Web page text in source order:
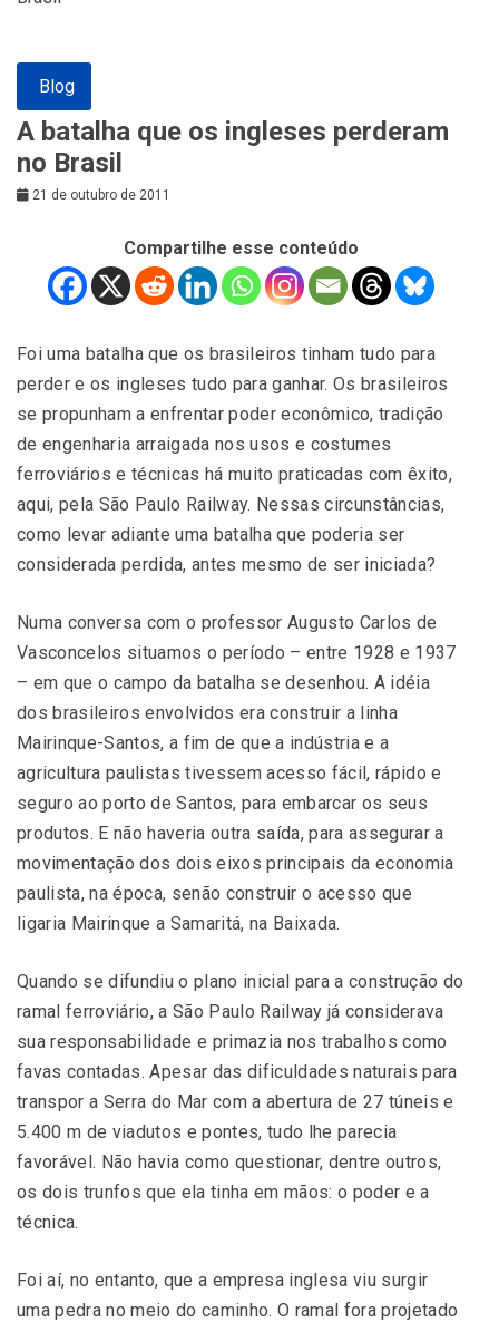
Blog
A batalha que os ingleses perderam
no Brasil
21 de outubro de 2011
Compartilhe esse conteúdo
Foi uma batalha que os brasileiros tinham tudo para
perder e os ingleses tudo para ganhar. Os brasileiros
se propunham a enfrentar poder econômico, tradição
de engenharia arraigada nos usos e costumes
ferroviários e técnicas há muito praticadas com êxito,
aqui, pela São Paulo Railway. Nessas circunstâncias,
como levar adiante uma batalha que poderia ser
considerada perdida, antes mesmo de ser iniciada?
Numa conversa com o professor Augusto Carlos de
Vasconcelos situamos o período – entre 1928 e 1937
– em que o campo da batalha se desenhou. A idéia
dos brasileiros envolvidos era construir a linha
Mairinque-Santos, a fim de que a indústria e a
agricultura paulistas tivessem acesso fácil, rápido e
seguro ao porto de Santos, para embarcar os seus
produtos. E não haveria outra saída, para assegurar a
movimentação dos dois eixos principais da economia
paulista, na época, senão construir o acesso que
ligaria Mairinque a Samaritá, na Baixada.
Quando se difundiu o plano inicial para a construção do
ramal ferroviário, a São Paulo Railway já considerava
sua responsabilidade e primazia nos trabalhos como
favas contadas. Apesar das dificuldades naturais para
transpor a Serra do Mar com a abertura de 27 túneis e
5.400 m de viadutos e pontes, tudo lhe parecia
favorável. Não havia como questionar, dentre outros,
os dois trunfos que ela tinha em mãos: o poder e a
técnica.
Foi aí, no entanto, que a empresa inglesa viu surgir
uma pedra no meio do caminho. O ramal fora projetado